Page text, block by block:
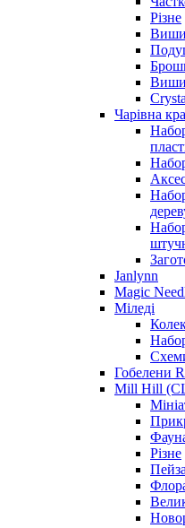
Різне
Чарівна
Janlynn
Magic
Міледі
Гобелени
Mill Hill
Різне